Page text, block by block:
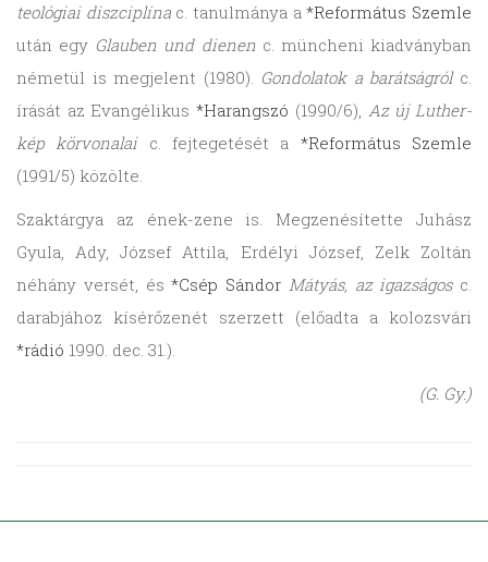
teológiai diszciplínac. tanulmánya a*Református Szemle
után egy Glauben und dienenc. müncheni kiadványban
németül is megjelent (1980). Gondolatok a barátságrólc.
írását az Evangélikus*Harangszó (1990/6), Az új Luther-
kép körvonalaic. fejtegetését a *Református Szemle
(1991/5) közölte.
Szaktárgya az ének-zene is. Megzenésítette Juhász
Gyula, Ady, József Attila, Erdélyi József, Zelk Zoltán
néhány versét, és*Csép Sándor Mátyás, az igazságosc.
darabjához kísérőzenét szerzett (előadta a kolozsvári
*rádió 1990. dec. 31.).
(G. Gy.)